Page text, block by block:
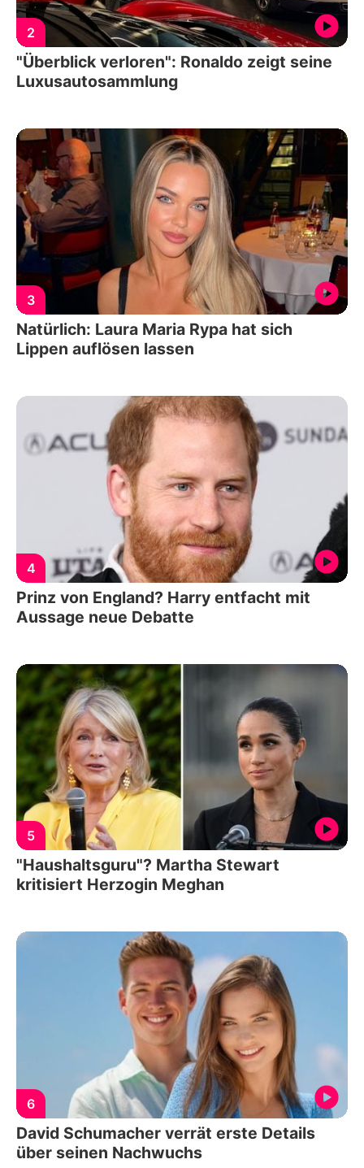
2
"Überblick verloren": Ronaldo zeigt seine
Luxusautosammlung
3
Natürlich: Laura Maria Rypa hat sich
Lippen auflösen lassen
4
Prinz von England? Harry entfacht mit
Aussage neue Debatte
5
"Haushaltsguru"? Martha Stewart
kritisiert Herzogin Meghan
6
David Schumacher verrät erste Details
über seinen Nachwuchs